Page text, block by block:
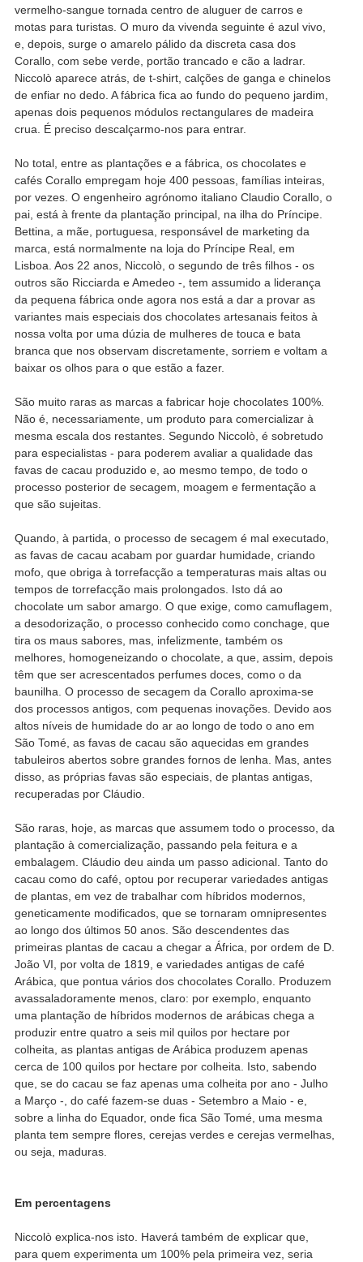
vermelho-sangue tornada centro de aluguer de carros e
motas para turistas. O muro da vivenda seguinte é azul vivo,
e, depois, surge o amarelo pálido da discreta casa dos
Corallo, com sebe verde, portão trancado e cão a ladrar.
Niccolò aparece atrás, de t-shirt, calções de ganga e chinelos
de enfiar no dedo. A fábrica fica ao fundo do pequeno jardim,
apenas dois pequenos módulos rectangulares de madeira
crua. É preciso descalçarmo-nos para entrar.
No total, entre as plantações e a fábrica, os chocolates e
cafés Corallo empregam hoje 400 pessoas, famílias inteiras,
por vezes. O engenheiro agrónomo italiano Claudio Corallo, o
pai, está à frente da plantação principal, na ilha do Príncipe.
Bettina, a mãe, portuguesa, responsável de marketing da
marca, está normalmente na loja do Príncipe Real, em
Lisboa. Aos 22 anos, Niccolò, o segundo de três filhos - os
outros são Ricciarda e Amedeo -, tem assumido a liderança
da pequena fábrica onde agora nos está a dar a provar as
variantes mais especiais dos chocolates artesanais feitos à
nossa volta por uma dúzia de mulheres de touca e bata
branca que nos observam discretamente, sorriem e voltam a
baixar os olhos para o que estão a fazer.
São muito raras as marcas a fabricar hoje chocolates 100%.
Não é, necessariamente, um produto para comercializar à
mesma escala dos restantes. Segundo Niccolò, é sobretudo
para especialistas - para poderem avaliar a qualidade das
favas de cacau produzido e, ao mesmo tempo, de todo o
processo posterior de secagem, moagem e fermentação a
que são sujeitas.
Quando, à partida, o processo de secagem é mal executado,
as favas de cacau acabam por guardar humidade, criando
mofo, que obriga à torrefacção a temperaturas mais altas ou
tempos de torrefacção mais prolongados. Isto dá ao
chocolate um sabor amargo. O que exige, como camuflagem,
a desodorização, o processo conhecido como conchage, que
tira os maus sabores, mas, infelizmente, também os
melhores, homogeneizando o chocolate, a que, assim, depois
têm que ser acrescentados perfumes doces, como o da
baunilha. O processo de secagem da Corallo aproxima-se
dos processos antigos, com pequenas inovações. Devido aos
altos níveis de humidade do ar ao longo de todo o ano em
São Tomé, as favas de cacau são aquecidas em grandes
tabuleiros abertos sobre grandes fornos de lenha. Mas, antes
disso, as próprias favas são especiais, de plantas antigas,
recuperadas por Cláudio.
São raras, hoje, as marcas que assumem todo o processo, da
plantação à comercialização, passando pela feitura e a
embalagem. Cláudio deu ainda um passo adicional. Tanto do
cacau como do café, optou por recuperar variedades antigas
de plantas, em vez de trabalhar com híbridos modernos,
geneticamente modificados, que se tornaram omnipresentes
ao longo dos últimos 50 anos. São descendentes das
primeiras plantas de cacau a chegar a África, por ordem de D.
João VI, por volta de 1819, e variedades antigas de café
Arábica, que pontua vários dos chocolates Corallo. Produzem
avassaladoramente menos, claro: por exemplo, enquanto
uma plantação de híbridos modernos de arábicas chega a
produzir entre quatro a seis mil quilos por hectare por
colheita, as plantas antigas de Arábica produzem apenas
cerca de 100 quilos por hectare por colheita. Isto, sabendo
que, se do cacau se faz apenas uma colheita por ano - Julho
a Março -, do café fazem-se duas - Setembro a Maio - e,
sobre a linha do Equador, onde fica São Tomé, uma mesma
planta tem sempre flores, cerejas verdes e cerejas vermelhas,
ou seja, maduras.
Em percentagens
Niccolò explica-nos isto. Haverá também de explicar que,
para quem experimenta um 100% pela primeira vez, seria